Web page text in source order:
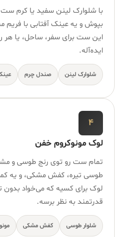
با شلوارک لینن سفید یا کرم
بپوش و یه عینک آفتابی با فریم
این ست برای سفر، ساحل، یا هر
ایده‌آله.
شلوارک لینن صندل چرم
۴
لوک مونوکروم خفن
تمام ست رو توی رنج طوسی و
طوسی تیره، کفش مشکی، و یه
لوک برای کسیه که می‌خواد بدون
قدرتمند به نظر برسه.
شلوار طوسی کفش مشکی